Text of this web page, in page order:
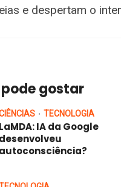
e despertam o
gostar
• TECNOLOGIA
LaMDA: IA da Google
desenvolveu
autoconsciência?